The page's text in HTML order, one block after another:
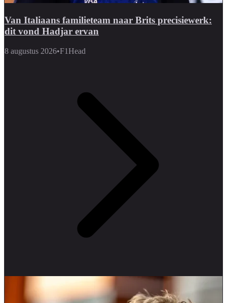
Van Italiaans familieteam naar Brits precisiewerk:
dit vond Hadjar ervan
8 augustus 2026•F1Head